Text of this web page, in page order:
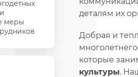
меры
деталям их
Добрая и
которые
культуры.